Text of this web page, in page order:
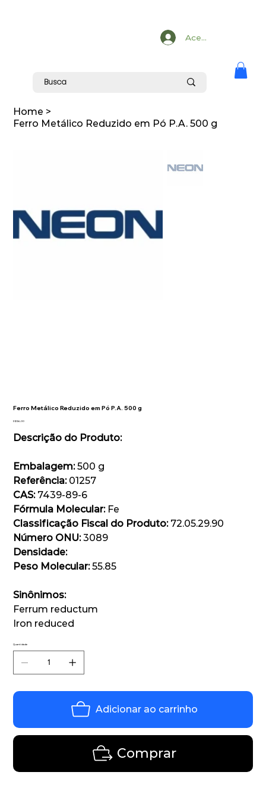
Acesse
Home >
Ferro Metálico Reduzido em Pó P.A. 500 g
Ferro Metálico Reduzido em Pó P.A. 500 g
Preço
R$ 124,00
Descrição do Produto:
Embalagem:500 g
Referência:01257
CAS:7439-89-6
Fórmula Molecular:Fe
Classificação Fiscal do Produto:72.05.29.90
Número ONU:3089
Densidade:
Peso Molecular:55.85
Sinônimos:
Ferrum reductum
Iron reduced
Quantidade
Adicionar ao carrinho
Comprar